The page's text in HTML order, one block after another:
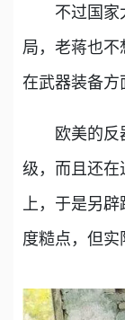
不过国家
局，老蒋也
在武器装备方
欧美的反器
级，而且还
上，于是另
度糙点，但实